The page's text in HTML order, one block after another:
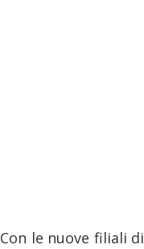
Con le nuove filiali di